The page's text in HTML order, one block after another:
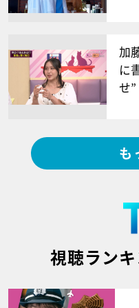
加
に
せ
も
視聴ラン